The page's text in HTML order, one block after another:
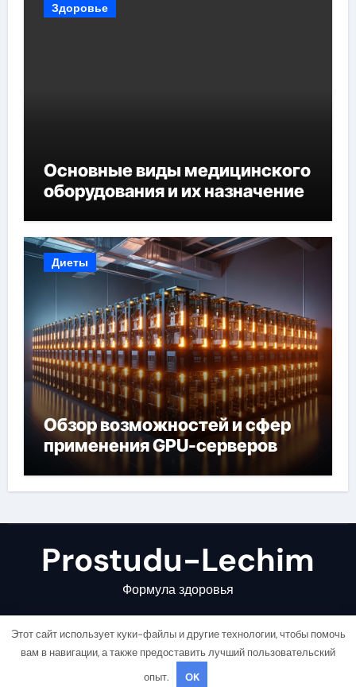
Здоровье
Основные виды медицинского
оборудования и их назначение
Диеты
Обзор возможностей и сфер
применения GPU-серверов
Prostudu-Lechim
Формула здоровья
Copyright © All rights reserved |
Этот сайт использует куки-файлы и другие технологии, чтобы помочь
вам в навигации, а также предоставить лучший пользовательский
опыт.
OK